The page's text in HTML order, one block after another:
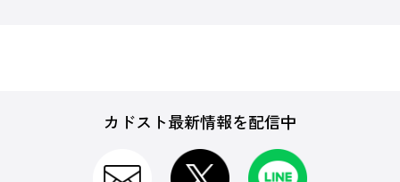
カドスト最新情報を配信中